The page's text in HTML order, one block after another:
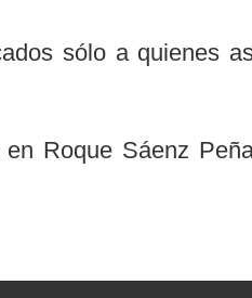
sólo a quienes
Roque Sáenz